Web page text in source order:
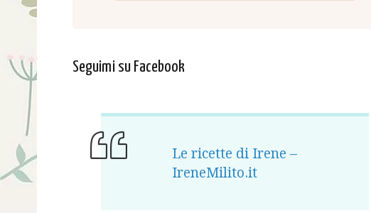
Seguimi su Facebook
Le ricette di Irene –
IreneMilito.it